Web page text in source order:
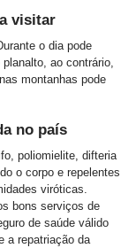
visitar
o dia pode
ao contrário,
montanhas pode
no país
poliomielite, difteria
o corpo e repelentes
viróticas.
bons serviços de
de saúde válido
a repatriação da